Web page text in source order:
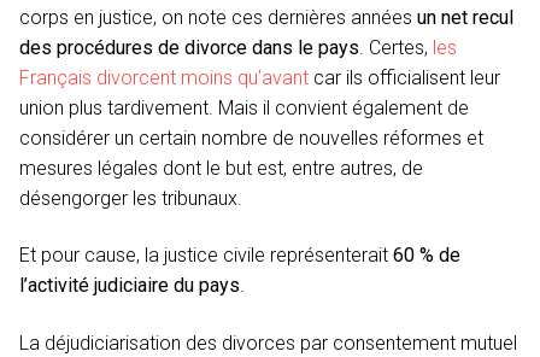
corps en justice, on note ces dernières années un net recul
des procédures de divorce dans le pays . Certes, les
Français divorcent moins qu’avant car ils officialisent leur
union plus tardivement. Mais il convient également de
considérer un certain nombre de nouvelles réformes et
mesures légales dont le but est, entre autres, de
désengorger les tribunaux.
Et pour cause, la justice civile représenterait 60 % de
l’activité judiciaire du pays.
La déjudiciarisation des divorces par consentement mutuel